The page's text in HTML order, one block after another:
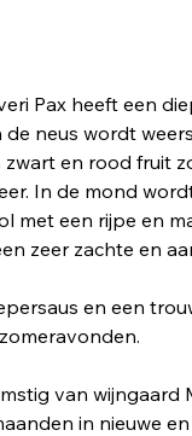
Pax heeft een
neus wordt
en rood fruit
In de mond
met een rijpe en
zeer zachte en
en een
van wijngaard
in nieuwe